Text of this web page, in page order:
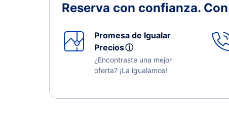
Reserva con confianza.
Promesa de Igualar
Preciosⓘ
¿Encontraste una mejor
oferta? ¡La igualamos!